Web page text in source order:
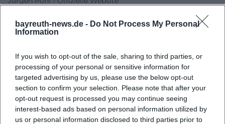
bayreuth-news.de - Do Not Process My Personal
Information
If you wish to opt-out of the sale, sharing to third parties, or
processing of your personal or sensitive information for
targeted advertising by us, please use the below opt-out
section to confirm your selection. Please note that after your
opt-out request is processed you may continue seeing
interest-based ads based on personal information utilized by
us or personal information disclosed to third parties prior to
Stadt Bayreuth - Stadtverwaltung und Rathaus
Bayreuth.de - Licht und Farben im Rathaus